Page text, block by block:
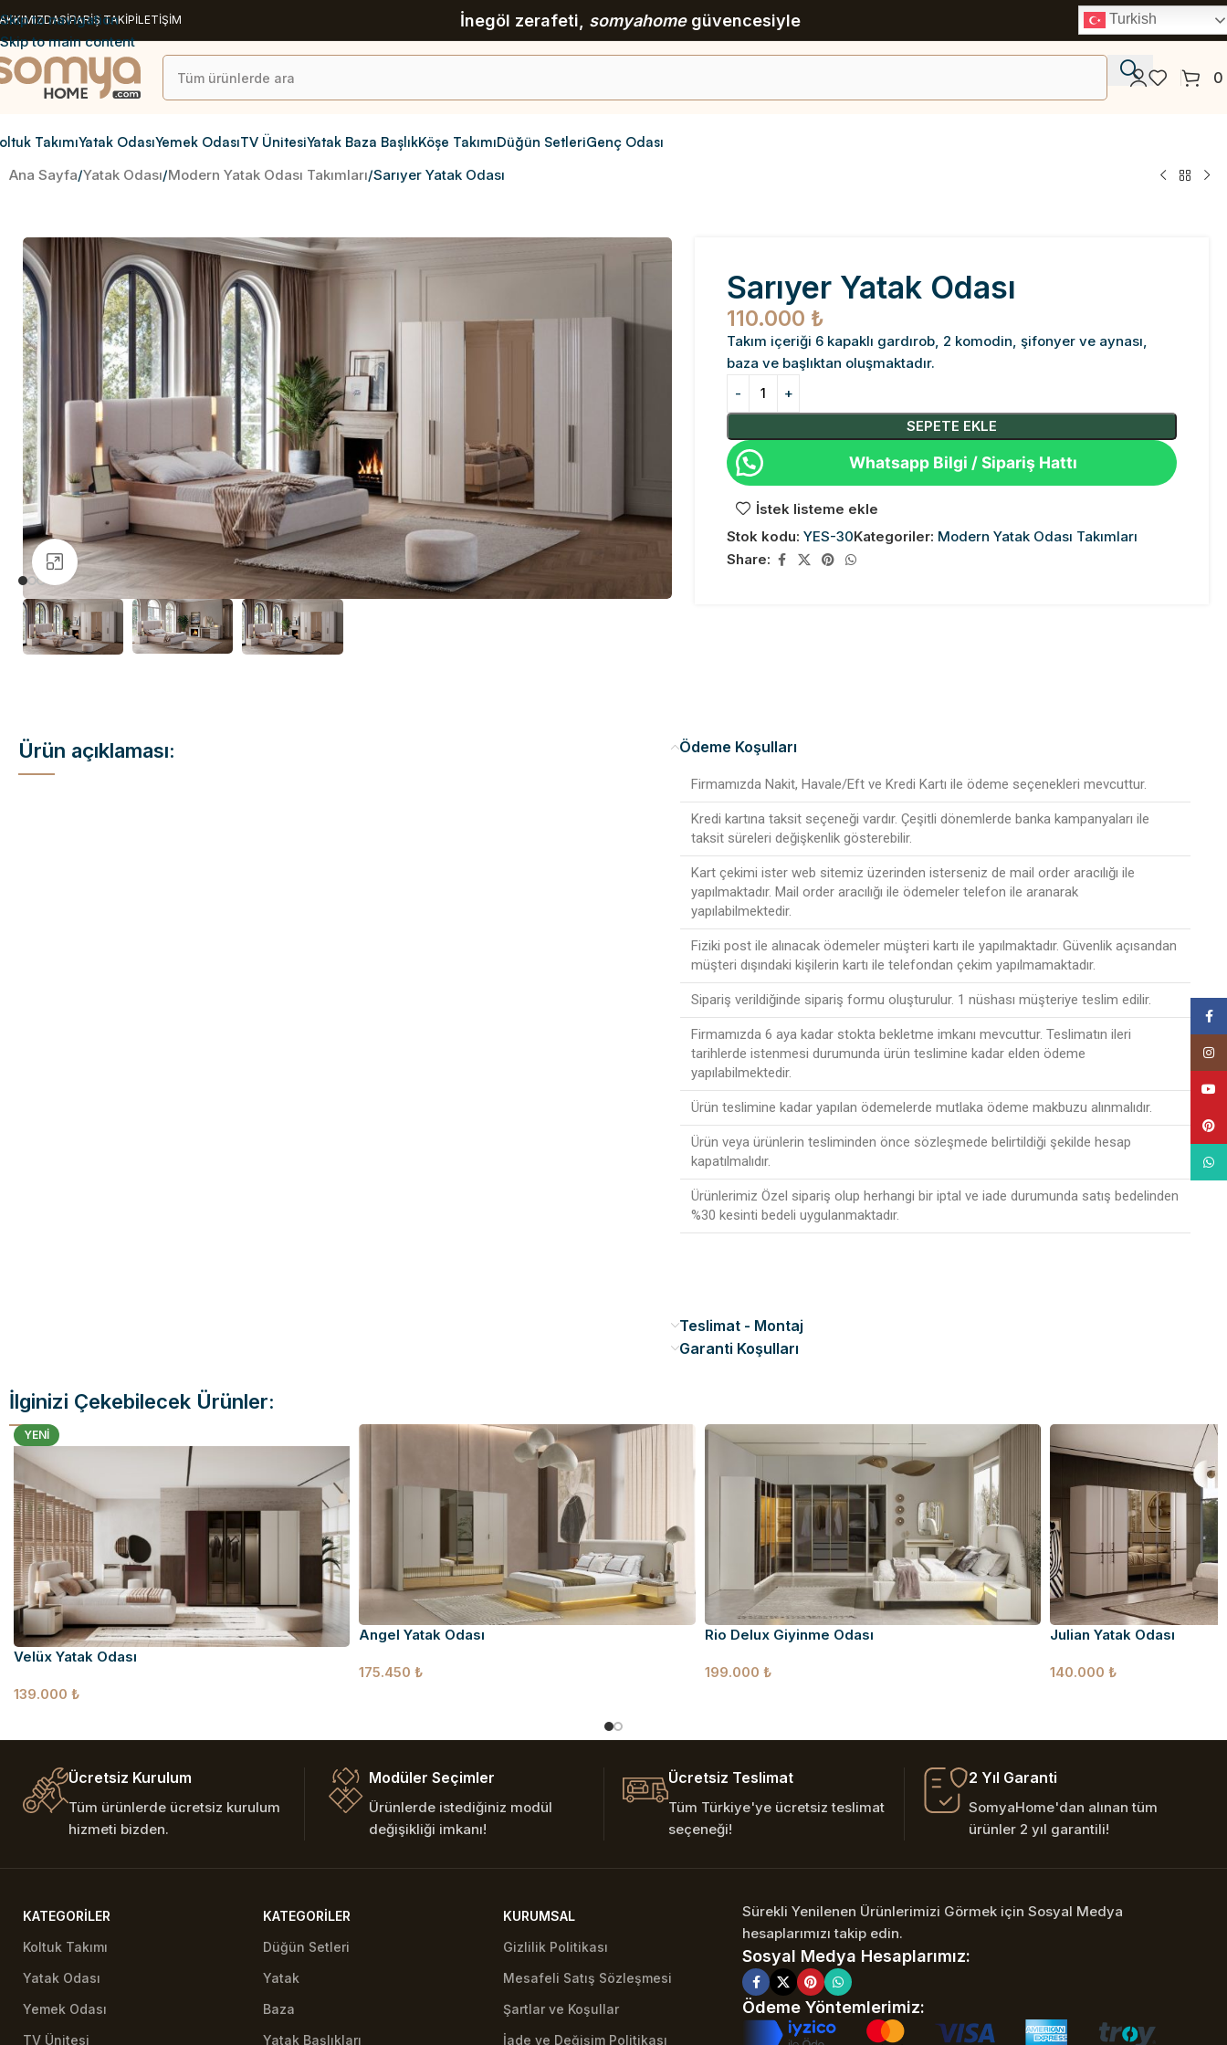
Skip to navigation
Skip to main content
SİPARİŞ TAKİPİLETİŞİM İnegöl zerafeti, somyahomegüvencesiyle Turkish
0
TakımıYatak OdasıYemek OdasıTV ÜnitesiYatak Baza BaşlıkKöşe TakımıDüğün SetleriGenç Odası
Ana Sayfa Yatak Odası Modern Yatak Odası Takımları Sarıyer Yatak Odası
Büyütmek için tıklayın
Sarıyer Yatak Odası
110.000 ₺
Takım içeriği 6 kapaklı gardırob, 2 komodin, şifonyer ve aynası,
baza ve başlıktan oluşmaktadır.
SEPETE EKLE
Whatsapp Bilgi / Sipariş Hattı
İstek listeme ekle
Stok kodu:YES-30Kategoriler: Modern Yatak Odası Takımları
Share:
Ürün açıklaması: Ödeme Koşulları
Firmamızda Nakit, Havale/Eft ve Kredi Kartı ile ödeme seçenekleri mevcuttur.
Kredi kartına taksit seçeneği vardır. Çeşitli dönemlerde banka kampanyaları ile
taksit süreleri değişkenlik gösterebilir.
Kart çekimi ister web sitemiz üzerinden isterseniz de mail order aracılığı ile
yapılmaktadır. Mail order aracılığı ile ödemeler telefon ile aranarak
yapılabilmektedir.
Fiziki post ile alınacak ödemeler müşteri kartı ile yapılmaktadır. Güvenlik açısandan
müşteri dışındaki kişilerin kartı ile telefondan çekim yapılmamaktadır.
Sipariş verildiğinde sipariş formu oluşturulur. 1 nüshası müşteriye teslim edilir.
Firmamızda 6 aya kadar stokta bekletme imkanı mevcuttur. Teslimatın ileri
tarihlerde istenmesi durumunda ürün teslimine kadar elden ödeme
yapılabilmektedir.
Ürün teslimine kadar yapılan ödemelerde mutlaka ödeme makbuzu alınmalıdır.
Ürün veya ürünlerin tesliminden önce sözleşmede belirtildiği şekilde hesap
kapatılmalıdır.
Ürünlerimiz Özel sipariş olup herhangi bir iptal ve iade durumunda satış bedelinden
%30 kesinti bedeli uygulanmaktadır.
Teslimat - Montaj
Garanti Koşulları
İlginizi Çekebilecek Ürünler:
YENI
Velüx Yatak Odası
139.000 ₺
Angel Yatak Odası
175.450₺
Rio Delux Giyinme Odası
199.000 ₺
Julian Yatak Odası
140.000 ₺
Ücretsiz Kurulum
Tüm ürünlerde ücretsiz kurulum
hizmeti bizden.
Modüler Seçimler
Ürünlerde istediğiniz modül
değişikliği imkanı!
Ücretsiz Teslimat
Tüm Türkiye'ye ücretsiz teslimat
seçeneği!
2 Yıl Garanti
SomyaHome'dan alınan tüm
ürünler 2 yıl garantili!
KATEGORILER
Koltuk Takımı
Yatak Odası
Yemek Odası
TV Ünitesi
KATEGORILER
Düğün Setleri
Yatak
Baza
Yatak Başlıkları
KURUMSAL
Gizlilik Politikası
Mesafeli Satış Sözleşmesi
Şartlar ve Koşullar
İade ve Değişim Politikası
Sürekli Yenilenen Ürünlerimizi Görmek için Sosyal Medya
hesaplarımızı takip edin.
Sosyal Medya Hesaplarımız:
Ödeme Yöntemlerimiz: